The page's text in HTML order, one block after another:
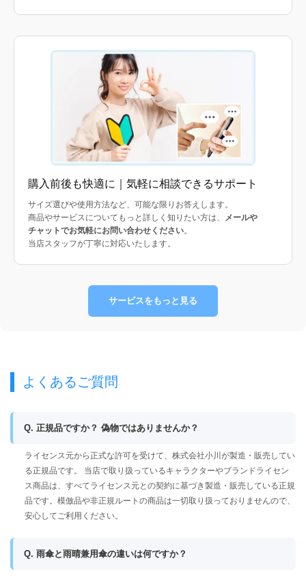
購入前後も快適に｜気軽に相談できるサポート
サイズ選びや使用方法など、可能な限りお答えします。
商品やサービスについてもっと詳しく知りたい方は、 メールや
チャットでお気軽にお問い合わせください。
当店スタッフが丁寧に対応いたします。
サービスをもっと見る
よくあるご質問
Q. 正規品ですか？ 偽物ではありませんか？
ライセンス元から正式な許可を受けて、株式会社小川が製造・販売してい
る正規品です。 当店で取り扱っているキャラクターやブランドライセン
ス商品は、すべてライセンス元との契約に基づき製造・販売している正規
品です。模倣品や非正規ルートの商品は一切取り扱っておりませんので、
安心してご利用ください。
Q. 雨傘と雨晴兼用傘の違いは何ですか？